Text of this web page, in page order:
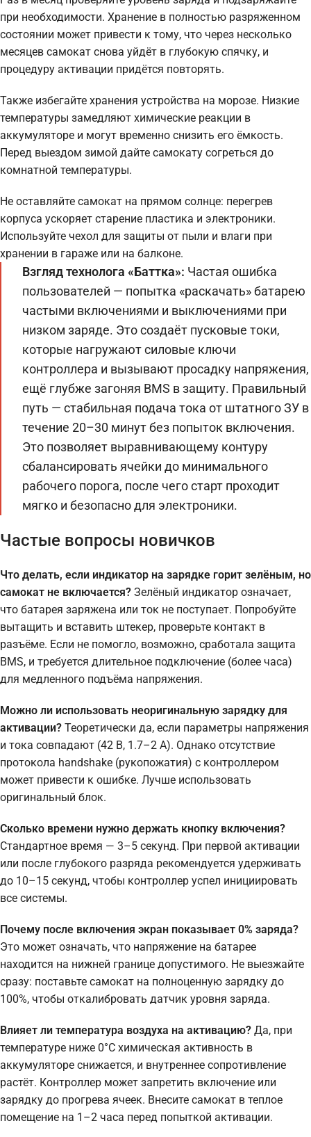
при необходимости. Хранение в полностью разряженном
состоянии может привести к тому, что через несколько
месяцев самокат снова уйдёт в глубокую спячку, и
процедуру активации придётся повторять.
Также избегайте хранения устройства на морозе. Низкие
температуры замедляют химические реакции в
аккумуляторе и могут временно снизить его ёмкость.
Перед выездом зимой дайте самокату согреться до
комнатной температуры.
Не оставляйте самокат на прямом солнце: перегрев
корпуса ускоряет старение пластика и электроники.
Используйте чехол для защиты от пыли и влаги при
хранении в гараже или на балконе.
Взгляд технолога «Баттка»: Частая ошибка
пользователей — попытка «раскачать» батарею
частыми включениями и выключениями при
низком заряде. Это создаёт пусковые токи,
которые нагружают силовые ключи
контроллера и вызывают просадку напряжения,
ещё глубже загоняя BMS в защиту. Правильный
путь — стабильная подача тока от штатного ЗУ в
течение 20–30 минут без попыток включения.
Это позволяет выравнивающему контуру
сбалансировать ячейки до минимального
рабочего порога, после чего старт проходит
мягко и безопасно для электроники.
Частые вопросы новичков
Что делать, если индикатор на зарядке горит зелёным, но
самокат не включается? Зелёный индикатор означает,
что батарея заряжена или ток не поступает. Попробуйте
вытащить и вставить штекер, проверьте контакт в
разъёме. Если не помогло, возможно, сработала защита
BMS, и требуется длительное подключение (более часа)
для медленного подъёма напряжения.
Можно ли использовать неоригинальную зарядку для
активации? Теоретически да, если параметры напряжения
и тока совпадают (42 В, 1.7–2 А). Однако отсутствие
протокола handshake (рукопожатия) с контроллером
может привести к ошибке. Лучше использовать
оригинальный блок.
Сколько времени нужно держать кнопку включения?
Стандартное время — 3–5 секунд. При первой активации
или после глубокого разряда рекомендуется удерживать
до 10–15 секунд, чтобы контроллер успел инициировать
все системы.
Почему после включения экран показывает 0% заряда?
Это может означать, что напряжение на батарее
находится на нижней границе допустимого. Не выезжайте
сразу: поставьте самокат на полноценную зарядку до
100%, чтобы откалибровать датчик уровня заряда.
Влияет ли температура воздуха на активацию? Да, при
температуре ниже 0°C химическая активность в
аккумуляторе снижается, и внутреннее сопротивление
растёт. Контроллер может запретить включение или
зарядку до прогрева ячеек. Внесите самокат в теплое
помещение на 1–2 часа перед попыткой активации.